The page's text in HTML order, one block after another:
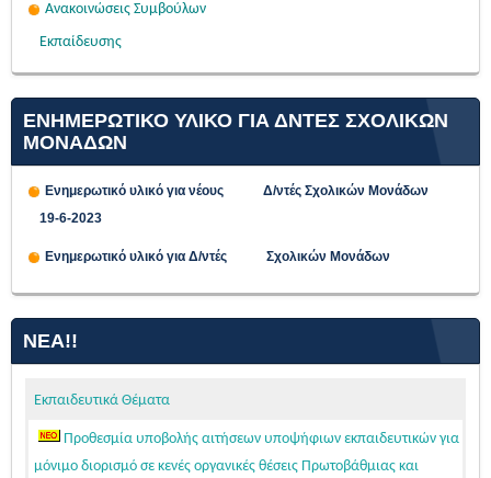
Ανακοινώσεις Συμβούλων
Εκπαίδευσης
ΕΝΗΜΕΡΩΤΙΚΟ ΥΛΙΚΟ ΓΙΑ ΔΝΤΕΣ ΣΧΟΛΙΚΩΝ
ΜΟΝΑΔΩΝ
Ενημερωτικό υλικό για νέους Δ/ντές Σχολικών Μονάδων
19-6-2023
Ενημερωτικό υλικό για Δ/ντές Σχολικών Μονάδων
ΝΈΑ!!
Εκπαιδευτικά Θέματα
Προθεσμία υποβολής αιτήσεων υποψήφιων εκπαιδευτικών για
μόνιμο διορισμό σε κενές οργανικές θέσεις Πρωτοβάθμιας και